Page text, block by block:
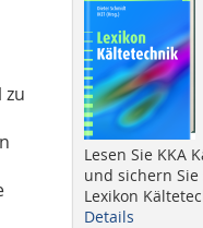
zu
Lesen Sie KKA
und sichern Sie
Lexikon
Details